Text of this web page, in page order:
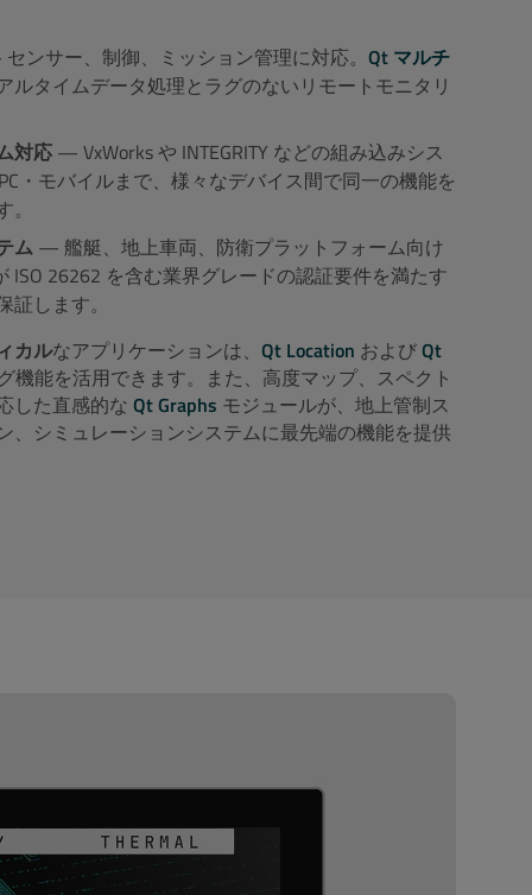
トに関連する通信を送信することに同意し
」をクリックすることで解除することがで
ンサー、制御、ミッション管理に対応。 Qt マルチ
ルタイムデータ処理とラグのないリモートモニタリ
対応 — VxWorks や INTEGRITY などの組み込みシス
・モバイルまで、様々なデバイス間で同一の機能を
ム — 艦艇、地上車両、防衛プラットフォーム向け
ISO 26262 を含む業界グレードの認証要件を満たす
します。
カルなアプリケーションは、 Qt Location およびQt
機能を活用できます。また、高度マップ、スペクト
した直感的な Qt Graphs モジュールが、地上管制ス
、シミュレーションシステムに最先端の機能を提供